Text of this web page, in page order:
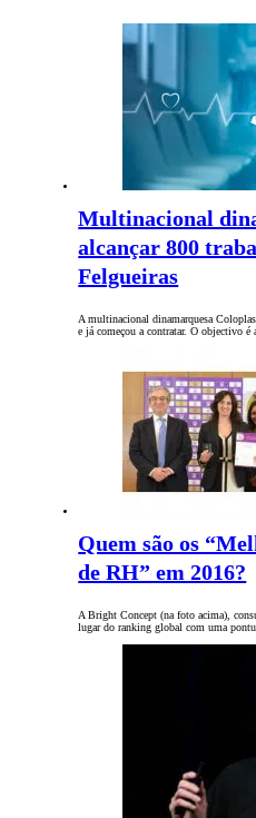
Multinacional
alcançar 800
Felgueiras
A multinacional dinamarquesa
e já começou a contratar. O objectivo é
Quem são os
de RH” em 2016?
A Bright Concept (na foto acima),
lugar do ranking global com uma